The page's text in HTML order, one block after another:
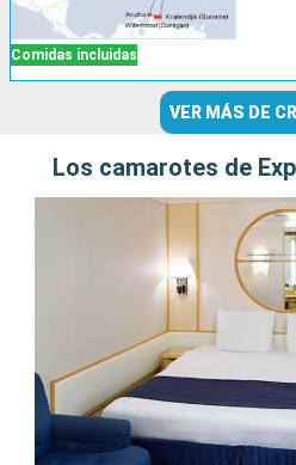
Comidas incluidas
VER MÁS DE
Los camarotes de